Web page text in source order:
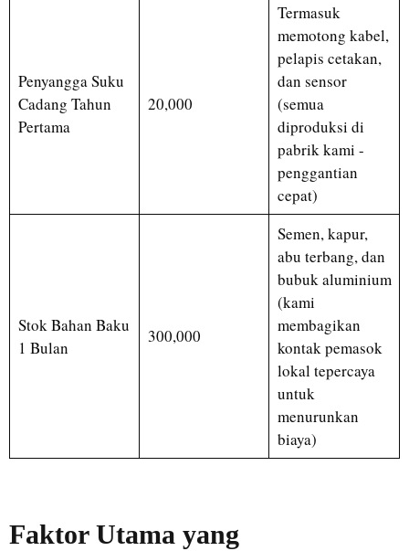
Penyangga Suku
Cadang Tahun
Pertama
20,000
Termasuk
memotong kabel,
pelapis cetakan,
dan sensor
(semua
diproduksi di
pabrik kami -
penggantian
cepat)
Stok Bahan Baku
1 Bulan
300,000
Semen, kapur,
abu terbang, dan
bubuk aluminium
(kami
membagikan
kontak pemasok
lokal tepercaya
untuk
menurunkan
biaya)
Faktor Utama yang